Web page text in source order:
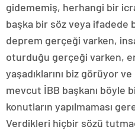
gidememiş, herhangi bir
başka bir söz veya ifadede
deprem gerçeği varken,
oturduğu gerçeği varken,
yaşadıklarını biz görüyor
mevcut İBB başkanı böyle
konutların yapılmaması
Verdikleri hiçbir sözü